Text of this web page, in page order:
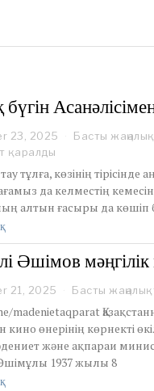
23, 2025
e
m
b
3
0
2
5
Басты
қаралды
тұлға, көзінің
да келместің
алтын ғасыры да көшіп
Әшімов
21, 2025
c
e
m
b
Басты
madenietaqparat
кино өнерінің көрнекті
және ақпараи
1937 жылы 8